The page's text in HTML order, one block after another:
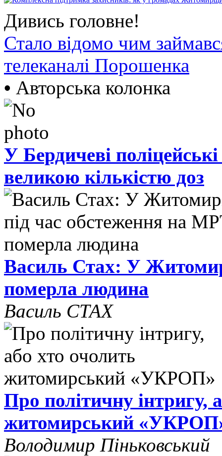
Дивись головне!
Стало відомо чим
телеканалі Порошенка
• Авторська колонка
У Бердичеві
великою кількістю доз
Василь Стах: У
померла людина
Василь СТАХ
Про політичну інтригу,
житомирський
Володимир Піньковський